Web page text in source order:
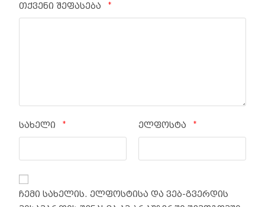
თქვენი შეფასება *
სახელი * ელფოსტა *
ჩემი სახელის. ელფოსტისა და ვებ-გვერდის